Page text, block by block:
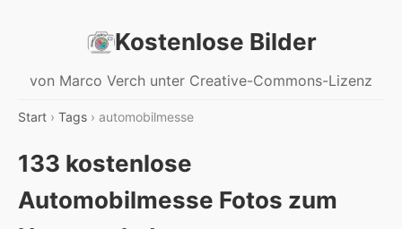
Kostenlose Bilder
von Marco Verch unter Creative-Commons-Lizenz
Start › Tags › automobilmesse
133 kostenlose
Automobilmesse Fotos zum